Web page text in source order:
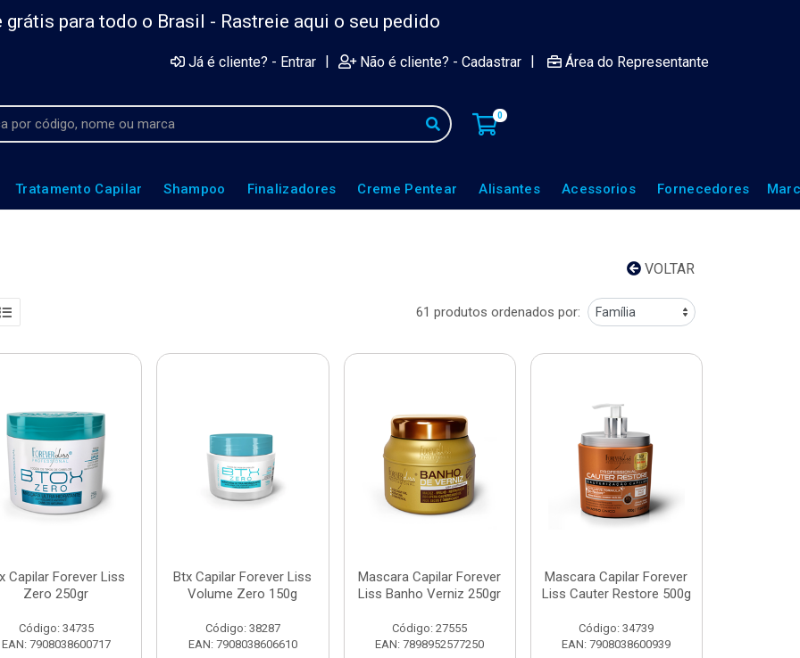
grátis para todo o Brasil - Rastreie aqui o seu pedido
Já é cliente? - Entrar | Não é cliente? - Cadastrar | Área do Representante
0
Tratamento Capilar Shampoo Finalizadores Creme Pentear Alisantes Acessorios Fornecedores
VOLTAR
61 produtos ordenados por:
Capilar Forever Liss
Zero 250gr
Código: 34735
EAN: 7908038600717
Btx Capilar Forever Liss
Volume Zero 150g
Código: 38287
EAN: 7908038606610
Mascara Capilar Forever
Liss Banho Verniz 250gr
Código: 27555
EAN: 7898952577250
Mascara Capilar Forever
Liss Cauter Restore 500g
Código: 34739
EAN: 7908038600939